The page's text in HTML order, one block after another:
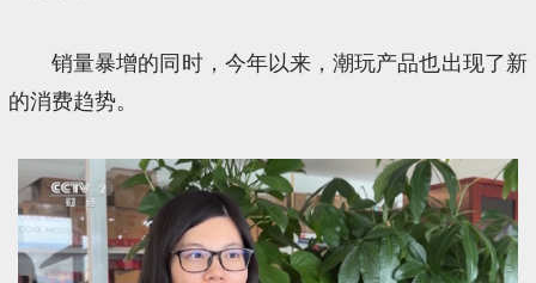
销量暴增的同时，今年以来，潮玩产品也出现了新
的消费趋势。